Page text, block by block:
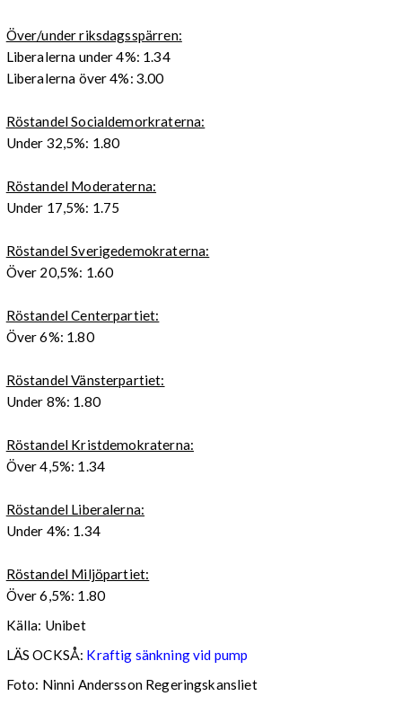
Över/under riksdagsspärren:
Liberalerna under 4%: 1.34
Liberalerna över 4%: 3.00
Röstandel Socialdemorkraterna:
Under 32,5%: 1.80
Röstandel Moderaterna:
Under 17,5%: 1.75
Röstandel Sverigedemokraterna:
Över 20,5%: 1.60
Röstandel Centerpartiet:
Över 6%: 1.80
Röstandel Vänsterpartiet:
Under 8%: 1.80
Röstandel Kristdemokraterna:
Över 4,5%: 1.34
Röstandel Liberalerna:
Under 4%: 1.34
Röstandel Miljöpartiet:
Över 6,5%: 1.80
Källa: Unibet
LÄS OCKSÅ: Kraftig sänkning vid pump
Foto: Ninni Andersson Regeringskansliet